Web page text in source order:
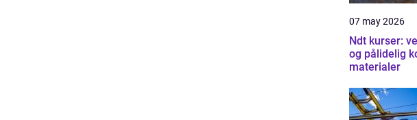
07 may 2026
Ndt kurser:
og pålidelig
materialer